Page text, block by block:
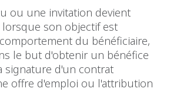
ou une invitation devient
son objectif est
du bénéficiaire,
le but d'obtenir un bénéfice
signature d'un contrat
offre d'emploi ou l'attribution